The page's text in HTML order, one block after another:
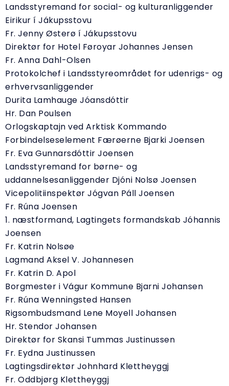
Landsstyremand for social- og kulturanliggender
Eirikur í Jákupsstovu
Fr. Jenny Østerø í Jákupsstovu
Direktør for Hotel Føroyar Johannes Jensen
Fr. Anna Dahl-Olsen
Protokolchef i Landsstyreområdet for udenrigs- og
erhvervsanliggender
Durita Lamhauge Jóansdóttir
Hr. Dan Poulsen
Orlogskaptajn ved Arktisk Kommando
Forbindelseselement Færøerne Bjarki Joensen
Fr. Eva Gunnarsdóttir Joensen
Landsstyremand for børne- og
uddannelsesanliggender Djóni Nolsø Joensen
Vicepolitiinspektør Jógvan Páll Joensen
Fr. Rúna Joensen
1. næstformand, Lagtingets formandskab Jóhannis
Joensen
Fr. Katrin Nolsøe
Lagmand Aksel V. Johannesen
Fr. Katrin D. Apol
Borgmester i Vágur Kommune Bjarni Johansen
Fr. Rúna Wenningsted Hansen
Rigsombudsmand Lene Moyell Johansen
Hr. Stendor Johansen
Direktør for Skansi Tummas Justinussen
Fr. Eydna Justinussen
Lagtingsdirektør Johnhard Klettheyggj
Fr. Oddbjørg Klettheyggj